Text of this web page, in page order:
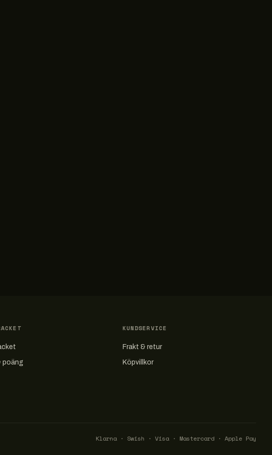
poäng
KUNDSERVICE
Frakt & retur
Köpvillkor
Klarna · Swish · Visa · Mastercard · Apple Pay